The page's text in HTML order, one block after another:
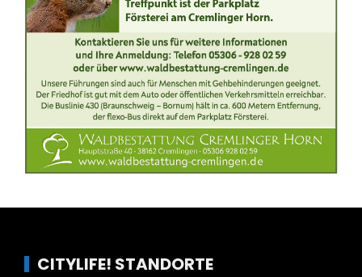
CITYLIFE! STANDORTE